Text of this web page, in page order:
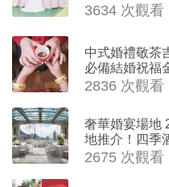
3634 次觀看
中式婚禮敬茶
必備結婚祝福
器時金句
2836 次觀看
奢華婚宴場地
地推介！四季
Cloud 39、合
2675 次觀看